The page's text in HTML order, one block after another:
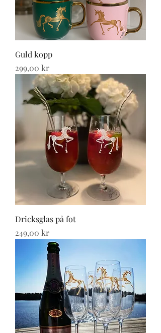
Guld kopp
Pris
299,00 kr
Dricksglas på fot
Pris
249,00 kr